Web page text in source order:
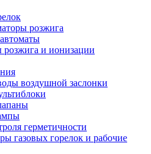
розжига
розжига и ионизации
воздушной заслонки
герметичности
газовых горелок и рабочие